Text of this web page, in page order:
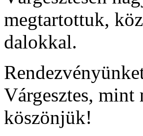
megtartottuk,
dalokkal.
Várgesztes, mint
köszönjük!